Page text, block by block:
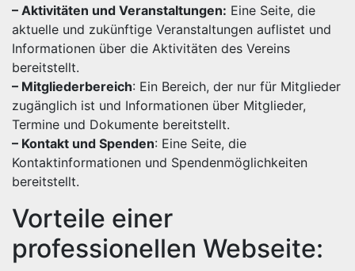
– Aktivitäten und Veranstaltungen: Eine Seite, die
aktuelle und zukünftige Veranstaltungen auflistet und
Informationen über die Aktivitäten des Vereins
bereitstellt.
– Mitgliederbereich: Ein Bereich, der nur für Mitglieder
zugänglich ist und Informationen über Mitglieder,
Termine und Dokumente bereitstellt.
– Kontakt und Spenden: Eine Seite, die
Kontaktinformationen und Spendenmöglichkeiten
bereitstellt.
Vorteile einer
professionellen Webseite: